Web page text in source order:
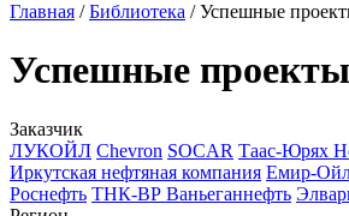
Главная /Библиотека /Успешные
Успешные проекты
Заказчик
ЛУКОЙЛ Chevron SOCAR Таас-Юрях
Иркутская нефтяная компания Емир-
Роснефть ТНК-ВР Ваньеганнефть